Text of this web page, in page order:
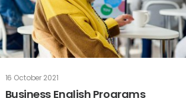
16 October 2021
Business English Programs